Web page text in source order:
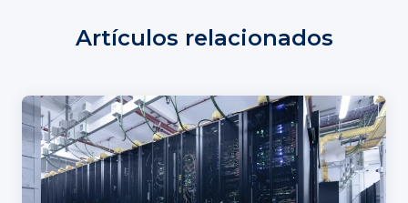
Artículos relacionados